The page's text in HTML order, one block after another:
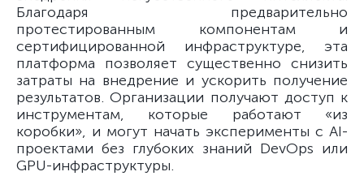
Благодаря предварительно
протестированным компонентам и
сертифицированной инфраструктуре, эта
платформа позволяет существенно снизить
затраты на внедрение и ускорить получение
результатов. Организации получают доступ к
инструментам, которые работают «из
коробки», и могут начать эксперименты с AI-
проектами без глубоких знаний DevOps или
GPU-инфраструктуры.